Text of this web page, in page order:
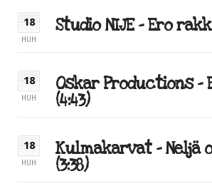
18
HUH
Studio NIJE – Ero
18
HUH
Oskar Productions –
(4:43)
18
HUH
Kulmakarvat – Neljä
(3:38)